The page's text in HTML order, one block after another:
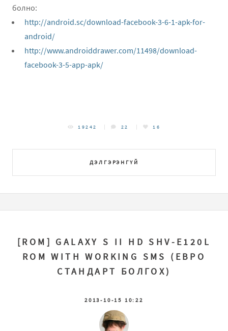
болно:
http://android.sc/download-facebook-3-6-1-apk-for-
android/
http://www.androiddrawer.com/11498/download-
facebook-3-5-app-apk/
ДЭЛГЭРЭНГҮЙ
19242 22 16
[ROM] GALAXY S II HD SHV-E120L
ROM WITH WORKING SMS (ЕВРО
СТАНДАРТ БОЛГОХ)
2013-10-15 10:22